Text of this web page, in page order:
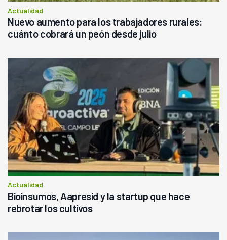
Actualidad
Nuevo aumento para los trabajadores rurales:
cuánto cobrará un peón desde julio
Actualidad
Bioinsumos, Aapresid y la startup que hace
rebrotar los cultivos